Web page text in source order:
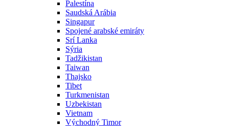
Palestína
Saudská Arábia
Singapur
Spojené arabské emiráty
Srí Lanka
Sýria
Tadžikistan
Taiwan
Thajsko
Tibet
Turkmenistan
Uzbekistan
Vietnam
Východný Timor